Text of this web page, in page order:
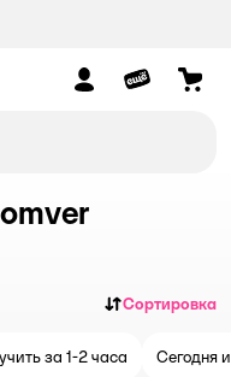
Сортировка
за 1-2 часа Сегодня